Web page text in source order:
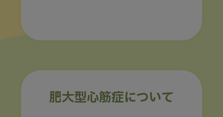
肥大型心筋症について